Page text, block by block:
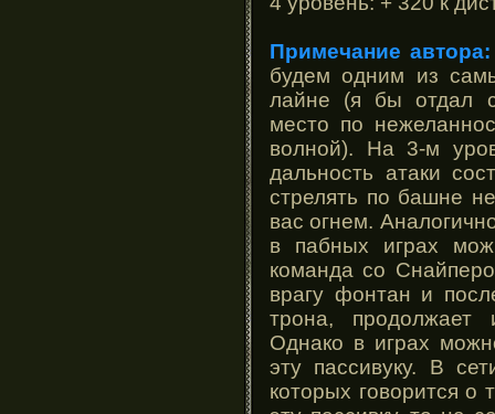
Примечание автора:
будем одним из
лайне (я бы отдал
место по
волной). На 3-м
дальность атаки
стрелять по башне
вас огнем.
в пабных играх
команда со
врагу фонтан и
трона, продолжает
Однако в играх
эту пассивуку. В
которых говорится о